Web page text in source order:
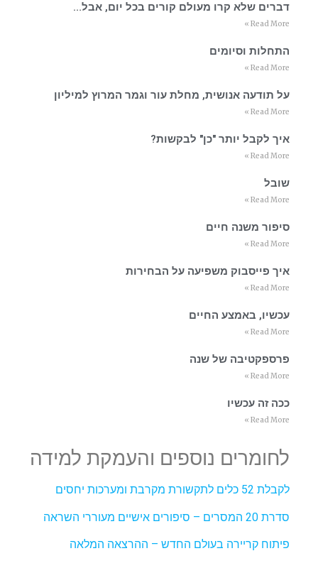
דברים שלא קרו מעולם קורים בכל יום, אבל…
Read More »
התחלות וסיומים
Read More »
על תודעה אנושית, מחלת עור וגמר המרוץ למיליון
Read More »
איך לקבל יותר "כן" לבקשות?
Read More »
שובל
Read More »
סיפור משנה חיים
Read More »
איך פייסבוק משפיעה על הבחירות
Read More »
עכשיו, באמצע החיים
Read More »
פרספקטיבה של שנה
Read More »
ככה זה עכשיו
Read More »
לחומרים נוספים והעמקת למידה
לקבלת 52 כלים לתקשורת מקרבת ומערכות יחסים
סדרת 20 המסרים – סיפורים אישיים מעוררי השראה
פיתוח קריירה בעולם החדש – ההרצאה המלאה